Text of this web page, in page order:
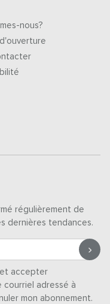
nous?
régulièrement de
dernières tendances.
et accepter
courriel adressé à
mon abonnement.